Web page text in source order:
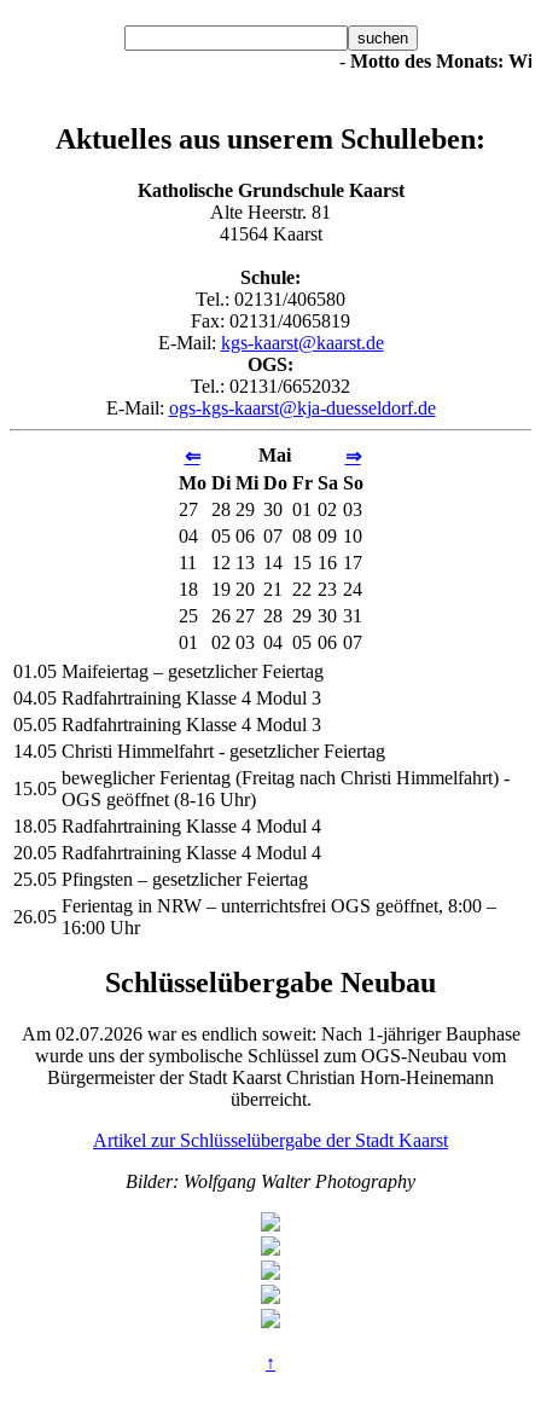
-Motto des Monats:
Aktuelles aus unserem Schulleben:
Katholische Grundschule Kaarst
Alte Heerstr. 81
41564 Kaarst
Schule:
Tel.: 02131/406580
Fax: 02131/4065819
E-Mail: kgs-kaarst@kaarst.de
OGS:
Tel.: 02131/6652032
E-Mail: ogs-kgs-kaarst@kja-duesseldorf.de
⇐ Mai
⇒
Mo Di Mi Do Fr Sa So
27
28 29 30 01 02 03
04
05 06 07 08 09 10
11
12 13 14 15 16 17
18
19 20 21 22 23 24
25
26 27 28 29 30 31
01
02 03 04 05 06 07
01.05 Maifeiertag – gesetzlicher Feiertag
04.05 Radfahrtraining Klasse 4 Modul 3
05.05 Radfahrtraining Klasse 4 Modul 3
14.05 Christi Himmelfahrt - gesetzlicher Feiertag
15.05
beweglicher Ferientag (Freitag nach Christi Himmelfahrt) -
OGS geöffnet (8-16 Uhr)
18.05 Radfahrtraining Klasse 4 Modul 4
20.05 Radfahrtraining Klasse 4 Modul 4
25.05 Pfingsten – gesetzlicher Feiertag
26.05
Ferientag in NRW – unterrichtsfrei OGS geöffnet, 8:00 –
16:00 Uhr
Schlüsselübergabe Neubau
Am 02.07.2026 war es endlich soweit: Nach 1-jähriger Bauphase
wurde uns der symbolische Schlüssel zum OGS-Neubau vom
Bürgermeister der Stadt Kaarst Christian Horn-Heinemann
überreicht.
Artikel zur Schlüsselübergabe der Stadt Kaarst
Bilder: Wolfgang Walter Photography
↑